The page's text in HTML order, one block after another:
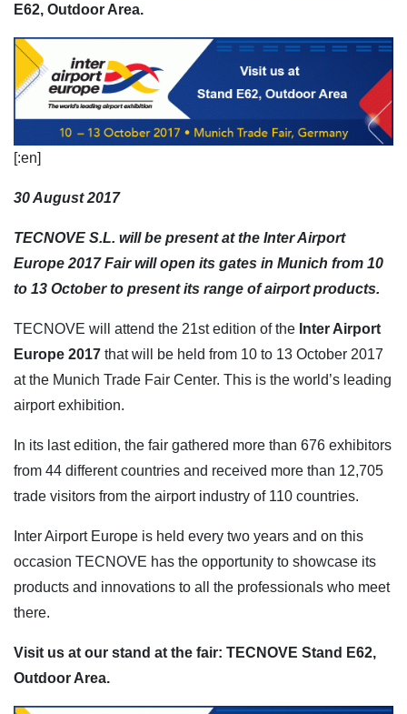
E62, Outdoor Area.
[:en]
30 August 2017
TECNOVE S.L. will be present at the Inter Airport
Europe 2017 Fair will open its gates in Munich from 10
to 13 October to present its range of airport products.
TECNOVE will attend the 21st edition of the Inter Airport
Europe 2017 that will be held from 10 to 13 October 2017
at the Munich Trade Fair Center. This is the world’s leading
airport exhibition.
In its last edition, the fair gathered more than 676 exhibitors
from 44 different countries and received more than 12,705
trade visitors from the airport industry of 110 countries.
Inter Airport Europe is held every two years and on this
occasion TECNOVE has the opportunity to showcase its
products and innovations to all the professionals who meet
there.
Visit us at our stand at the fair: TECNOVE Stand E62,
Outdoor Area.